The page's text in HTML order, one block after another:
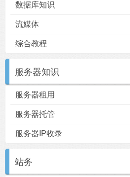
数据库知识
流媒体
综合教程
服务器知识
服务器租用
服务器托管
服务器IP收录
站务